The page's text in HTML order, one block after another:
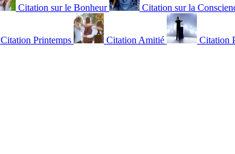
Citation sur le Bonheur Citation sur la
Citation Printemps Citation Amitié Citation